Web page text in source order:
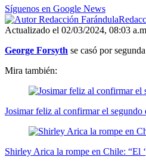
Síguenos en Google News
Actualizado el 02/03/2024, 08:03
George Forsyth se casó por
Mira también:
Josimar feliz al confirmar el segundo
Shirley Arica la rompe en Chile: “El